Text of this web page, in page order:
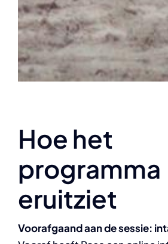
Hoe het
programma
eruitziet
Voorafgaand aan de sessie: